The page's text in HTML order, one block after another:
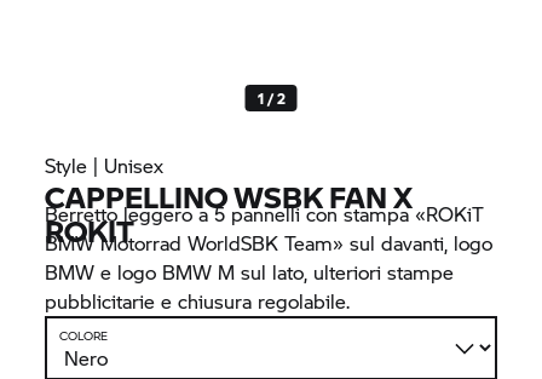
1 / 2
Style | Unisex
CAPPELLINO WSBK FAN X
ROKIT
Berretto leggero a 5 pannelli con stampa «ROKiT
BMW Motorrad WorldSBK Team» sul davanti, logo
BMW e logo BMW M sul lato, ulteriori stampe
pubblicitarie e chiusura regolabile.
COLORE